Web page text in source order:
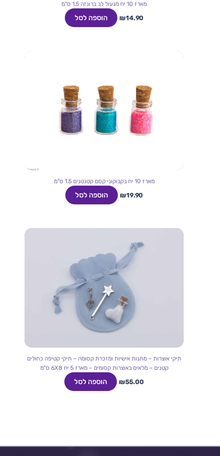
מארז 10 יח מנעול לב ברונזה 1.5 ס"מ
₪14.90 הוספה לסל
מארז 10 יח בקבוקוני קסם קטנטנים 1.5 ס"מ
₪19.90 הוספה לסל
תיקי אוצרות – מתנות אישיות ומזכרת קסומה – תיקי קטיפה כחולים
קטנים – מלאים באוצרות קסומים – מארז 5 יח 6X8 ס"מ
₪55.00 הוספה לסל